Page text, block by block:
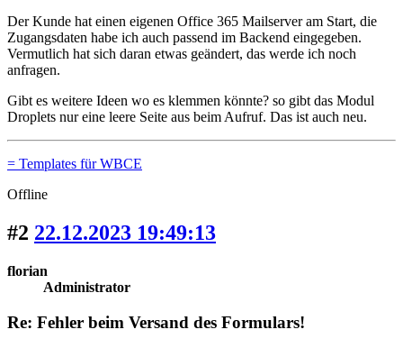
Der Kunde hat einen eigenen Office 365 Mailserver am Start, die
Zugangsdaten habe ich auch passend im Backend eingegeben.
Vermutlich hat sich daran etwas geändert, das werde ich noch
anfragen.
Gibt es weitere Ideen wo es klemmen könnte? so gibt das Modul
Droplets nur eine leere Seite aus beim Aufruf. Das ist auch neu.
= Templates für WBCE
Offline
#2 22.12.2023 19:49:13
florian
Administrator
Re: Fehler beim Versand des Formulars!